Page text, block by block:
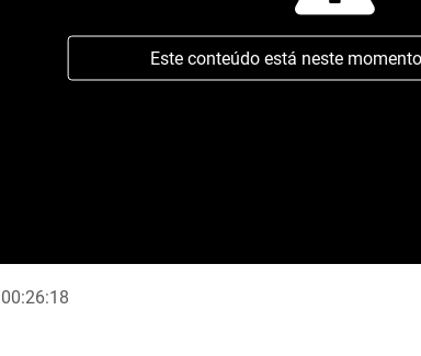
Este conteúdo está neste
00:26:18